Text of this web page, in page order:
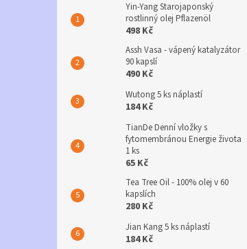
Yin-Yang Starojaponský
rostlinný olej Pflazenöl
498 Kč
Assh Vasa - vápený katalyzátor
90 kapslí
490 Kč
Wutong 5 ks náplastí
184 Kč
TianDe Denní vložky s
fytomembránou Energie života
1 ks
65 Kč
Tea Tree Oil - 100% olej v 60
kapslích
280 Kč
Jian Kang 5 ks náplastí
184 Kč